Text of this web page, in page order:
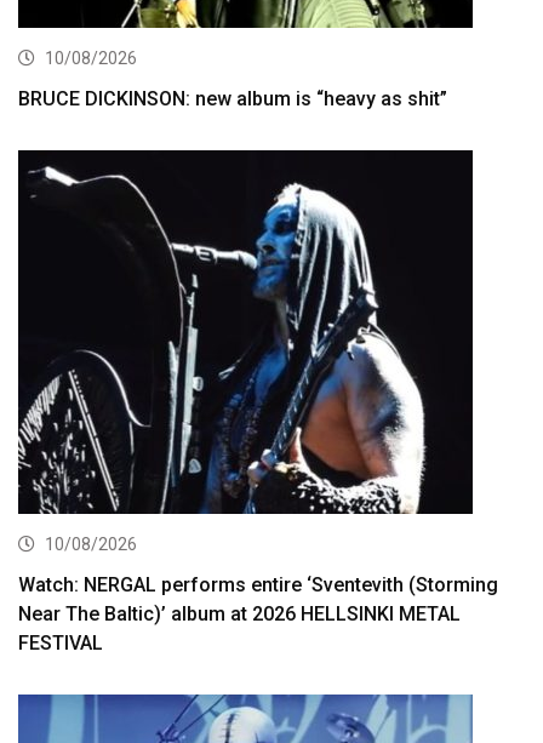
10/08/2026
BRUCE DICKINSON: new album is “heavy as shit”
10/08/2026
Watch: NERGAL performs entire ‘Sventevith (Storming
Near The Baltic)’ album at 2026 HELLSINKI METAL
FESTIVAL